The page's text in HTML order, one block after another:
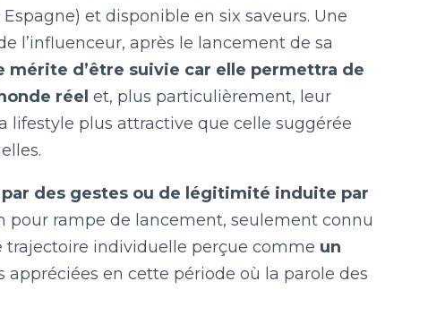
et disponible en six saveurs. Une
l’influenceur, après le lancement de sa
mérite d’être suivie car elle permettra de
réel et, plus particulièrement, leur
lifestyle plus attractive que celle suggérée
des gestes ou de légitimité induite par
pour rampe de lancement, seulement connu
trajectoire individuelle perçue comme un
appréciées en cette période où la parole des